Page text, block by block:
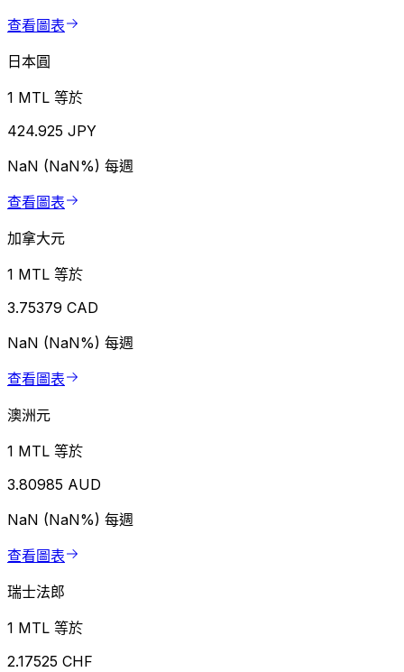
查看圖表
日本圓
1 MTL 等於
424.925 JPY
NaN (NaN%) 每週
查看圖表
加拿大元
1 MTL 等於
3.75379 CAD
NaN (NaN%) 每週
查看圖表
澳洲元
1 MTL 等於
3.80985 AUD
NaN (NaN%) 每週
查看圖表
瑞士法郎
1 MTL 等於
2.17525 CHF